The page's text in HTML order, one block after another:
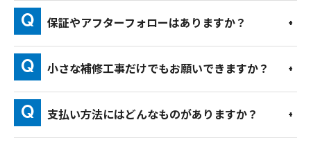
保証やアフターフォローはありますか？
小さな補修工事だけでもお願いできますか？
支払い方法にはどんなものがありますか？